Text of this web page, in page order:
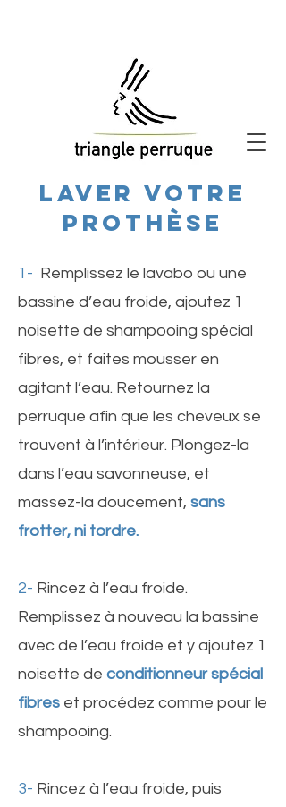
laver votre
prothèse
1- Remplissez le lavabo ou une
bassine d’eau froide, ajoutez 1
noisette de shampooing spécial
fibres, et faites mousser en
agitant l’eau. Retournez la
perruque afin que les cheveux se
trouvent à l’intérieur. Plongez-la
dans l’eau savonneuse, et
massez-la doucement, sans
frotter, ni tordre.
2- Rincez à l’eau froide.
Remplissez à nouveau la bassine
avec de l’eau froide et y ajoutez 1
noisette de conditionneur spécial
fibres et procédez comme pour le
shampooing.
3- Rincez à l’eau froide, puis